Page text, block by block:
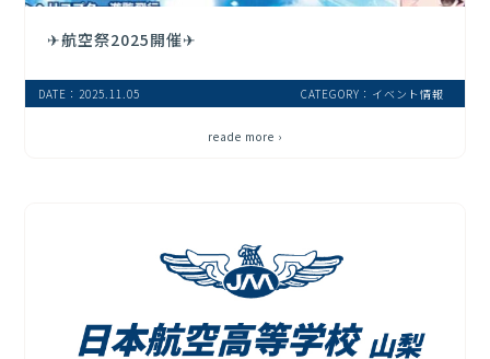
✈航空祭2025開催✈
DATE：2025.11.05 CATEGORY：イベント情報
reade more ›